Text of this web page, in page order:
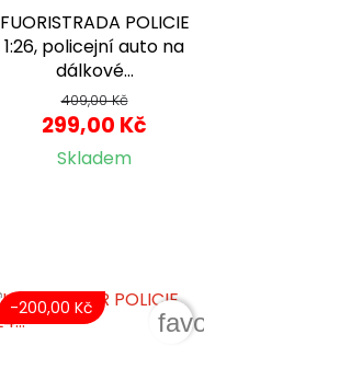
FUORISTRADA POLICIE
1:26, policejní auto na
dálkové...
409,00 Kč
299,00 Kč
Skladem
-200,00 Kč
favorite_border